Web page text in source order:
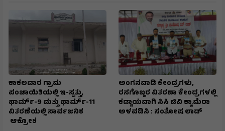
ಕಾಕಲವಾರ ಗ್ರಾಮ
ಪಂಚಾಯಿತಿಯಲ್ಲಿ ಇ-ಸ್ವತ್ತು,
ಫಾರ್ಮ್-9 ಮತ್ತು ಫಾರ್ಮ್-11
ವಿತರಣೆಯಲ್ಲಿ ಸಾರ್ವಜನಿಕ
ಆಕ್ರೋಶ
ಅಂಗನವಾಡಿ ಕೇಂದ್ರಗಳು,
ರಸಗೊಬ್ಬರ ವಿತರಣಾ ಕೇಂದ್ರಗಳಲ್ಲಿ
ಕಡ್ಡಾಯವಾಗಿ ಸಿಸಿ ಟಿವಿ ಕ್ಯಾಮೆರಾ
ಅಳವಡಿಸಿ : ಸಂತೋಷ ಲಾಡ್